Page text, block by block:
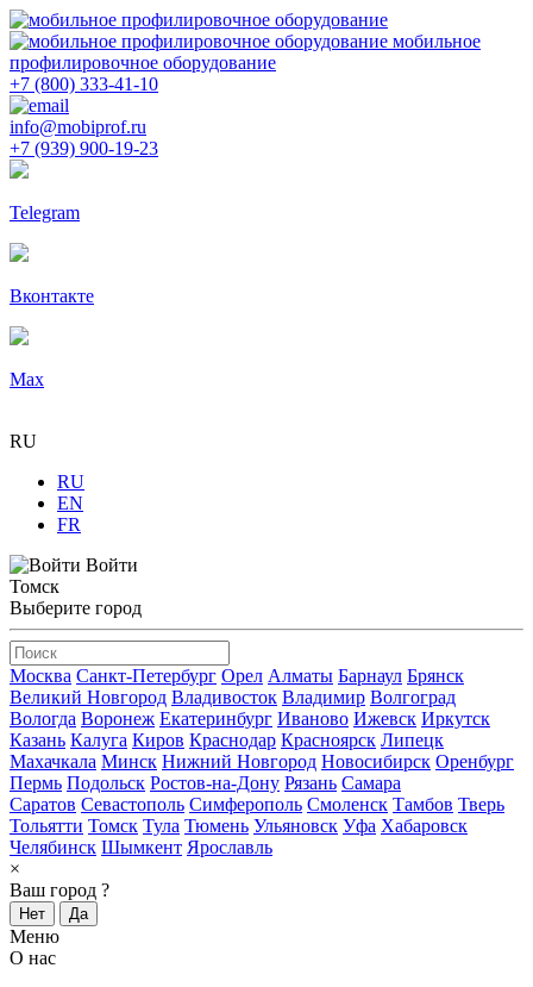
мобильное
профилировочное оборудование
+7 (800) 333-41-10
info@mobiprof.ru
+7 (939) 900-19-23
Telegram
Вконтакте
Max
RU
RU
EN
FR
Войти
Томск
Выберите город
Москва Санкт-Петербург Орел Алматы Барнаул Брянск
Великий Новгород Владивосток Владимир Волгоград
Вологда Воронеж Екатеринбург Иваново Ижевск Иркутск
Казань Калуга Киров Краснодар Красноярск Липецк
Махачкала Минск Нижний Новгород Новосибирск Оренбург
Пермь Подольск Ростов-на-Дону Рязань Самара
Саратов Севастополь Симферополь Смоленск Тамбов Тверь
Тольятти Томск Тула Тюмень Ульяновск Уфа Хабаровск
Челябинск Шымкент Ярославль
×
Ваш город ?
Нет Да
Меню
О нас